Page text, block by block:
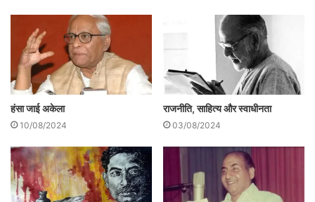
हंसा जाई अकेला
10/08/2024
राजनीति, साहित्य और स्वाधीनता
03/08/2024